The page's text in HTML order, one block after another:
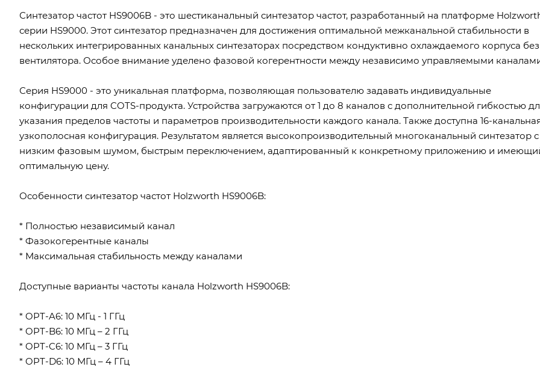
Синтезатор частот HS9006B - это шестиканальный синтезатор частот, разработанный на платформе
серии HS9000. Этот синтезатор предназначен для достижения оптимальной межканальной стабильности в
нескольких интегрированных канальных синтезаторах посредством кондуктивно охлаждаемого корпуса без
вентилятора. Особое внимание уделено фазовой когерентности между независимо управляемыми
Серия HS9000 - это уникальная платформа, позволяющая пользователю задавать индивидуальные
конфигурации для COTS-продукта. Устройства загружаются от 1 до 8 каналов с дополнительной гибкостью
указания пределов частоты и параметров производительности каждого канала. Также доступна 16-
узкополосная конфигурация. Результатом является высокопроизводительный многоканальный синтезатор с
низким фазовым шумом, быстрым переключением, адаптированный к конкретному приложению и
оптимальную цену.
Особенности синтезатор частот Holzworth HS9006B:
* Полностью независимый канал
* Фазокогерентные каналы
* Максимальная стабильность между каналами
Доступные варианты частоты канала Holzworth HS9006B:
* OPT-A6: 10 МГц - 1 ГГц
* OPT-B6: 10 МГц – 2 ГГц
* OPT-C6: 10 МГц – 3 ГГц
* OPT-D6: 10 МГц – 4 ГГц